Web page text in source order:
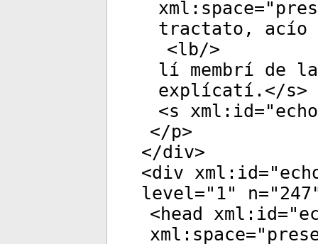
xml:space="
tractato, acío
<lb/>
lí membrí de
explícatí.</s>
<s xml:id="
</p>
</div>
<div xml:id="
level=" 1" n="247
<head xml:id="
xml:space="